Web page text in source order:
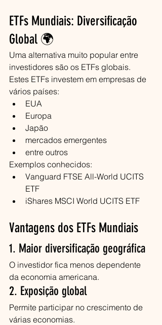
ETFs Mundiais: Diversificação
Global 🌍
Uma alternativa muito popular entre
investidores são os ETFs globais.
Estes ETFs investem em empresas de
vários países:
EUA
Europa
Japão
mercados emergentes
entre outros
Exemplos conhecidos:
Vanguard FTSE All-World UCITS
ETF
iShares MSCI World UCITS ETF
Vantagens dos ETFs Mundiais
1. Maior diversificação geográfica
O investidor fica menos dependente
da economia americana.
2. Exposição global
Permite participar no crescimento de
várias economias.